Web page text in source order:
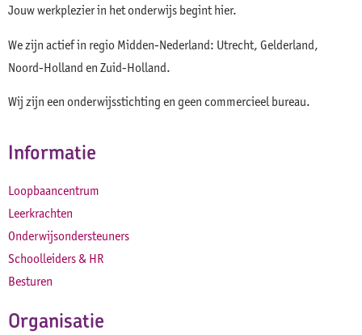
Jouw werkplezier in het onderwijs begint hier.
We zijn actief in regio Midden-Nederland: Utrecht, Gelderland,
Noord-Holland en Zuid-Holland.
Wij zijn een onderwijsstichting en geen commercieel bureau.
Informatie
Loopbaancentrum
Leerkrachten
Onderwijsondersteuners
Schoolleiders & HR
Besturen
Organisatie